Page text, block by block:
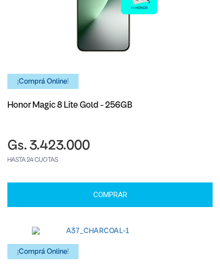
¡Comprá Online!
Honor Magic 8 Lite Gold - 256GB
Gs. 3.423.000
HASTA 24 CUOTAS
COMPRAR
¡Comprá Online!